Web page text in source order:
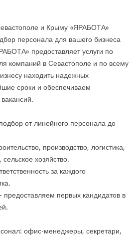
и Крыму «ЯРАБОТА»
персонала для вашего бизнеса
предоставляет услуги по
компаний в Севастополе и по всему
находить надежных
сроки и обеспечиваем
от линейного персонала до
производство, логистика,
хозяйство.
за каждого
предоставляем первых кандидатов в
офис-менеджеры, секретари,